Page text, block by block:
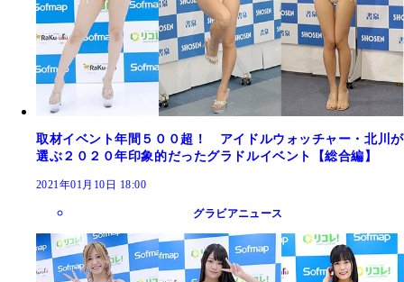
取材イベント年間５００超！ アイドルウォッチャー・北川が
選ぶ２０２０年印象的だったグラドルイベント【総合編】
2021年01月10日 18:00
グラビアニュース